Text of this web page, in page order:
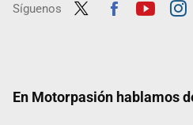
Síguenos
En Motorpasión hablamos